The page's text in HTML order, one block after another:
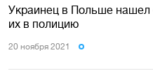
Украинец в Польше нашел
их в полицию
20 ноября 2021